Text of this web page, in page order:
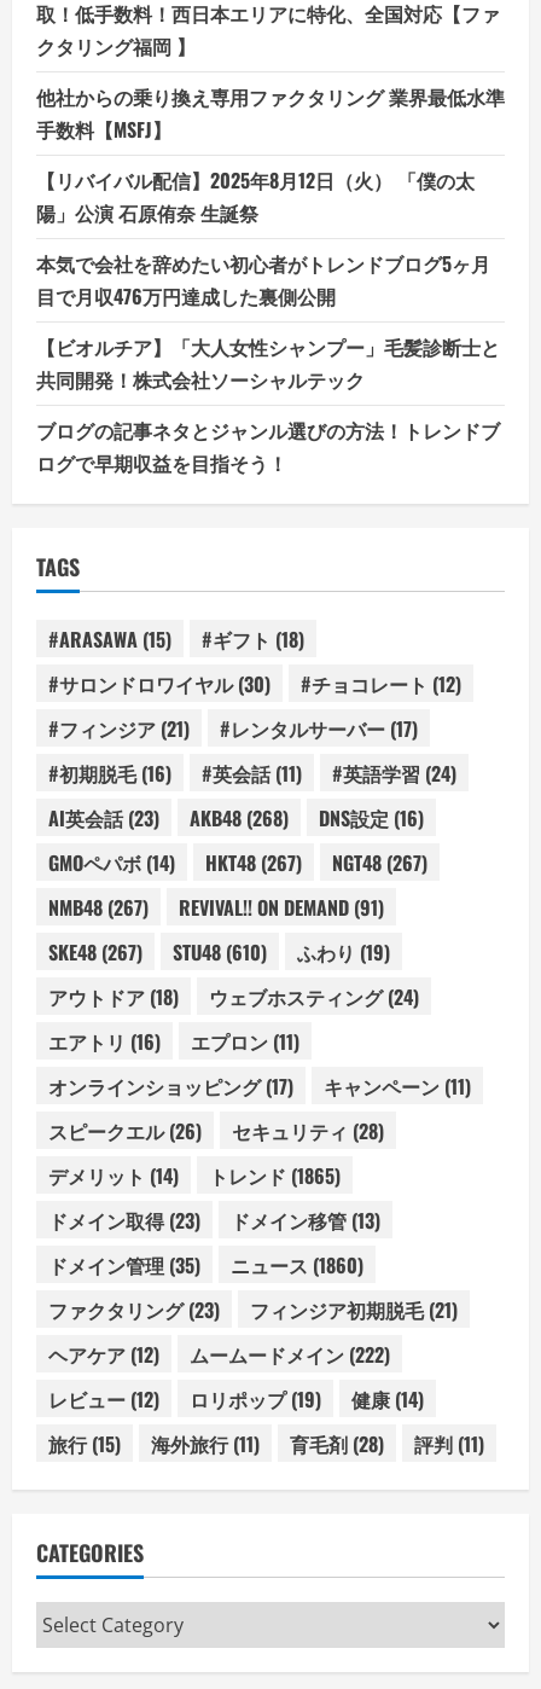
取！低手数料！西日本エリアに特化、全国対応【ファ
クタリング福岡 】
他社からの乗り換え専用ファクタリング 業界最低水準
手数料【MSFJ】
【リバイバル配信】2025年8月12日（火） 「僕の太
陽」公演 石原侑奈 生誕祭
本気で会社を辞めたい初心者がトレンドブログ5ヶ月
目で月収476万円達成した裏側公開
【ビオルチア】「大人女性シャンプー」毛髪診断士と
共同開発！株式会社ソーシャルテック
ブログの記事ネタとジャンル選びの方法！トレンドブ
ログで早期収益を目指そう！
TAGS
#ARASAWA (15) #ギフト (18)
#サロンドロワイヤル(30) #チョコレート (12)
#フィンジア (21) #レンタルサーバー (17)
#初期脱毛(16) #英会話(11) #英語学習 (24)
AI英会話(23) AKB48 (268) DNS設定 (16)
GMOペパボ (14) HKT48 (267) NGT48 (267)
NMB48 (267) REVIVAL!! ON DEMAND (91)
SKE48 (267) STU48 (610) ふわり (19)
アウトドア (18) ウェブホスティング(24)
エアトリ (16) エプロン (11)
オンラインショッピング(17) キャンペーン (11)
スピークエル(26) セキュリティ (28)
デメリット (14) トレンド (1865)
ドメイン取得(23) ドメイン移管 (13)
ドメイン管理 (35) ニュース (1860)
ファクタリング(23) フィンジア初期脱毛(21)
ヘアケア (12) ムームードメイン (222)
レビュー (12) ロリポップ(19) 健康 (14)
旅行(15) 海外旅行(11) 育毛剤 (28) 評判 (11)
CATEGORIES
Categories